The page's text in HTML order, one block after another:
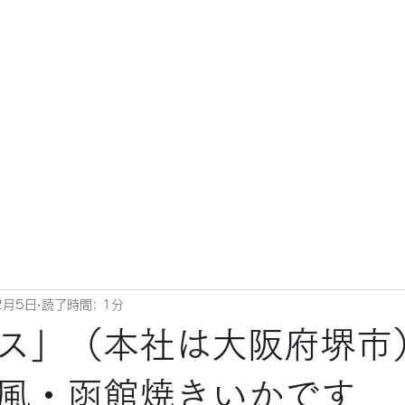
」（本社は大阪府堺市
・函館焼きいかです
5日 読了時間: 1分